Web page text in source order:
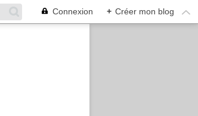
Connexion + Créer mon blog